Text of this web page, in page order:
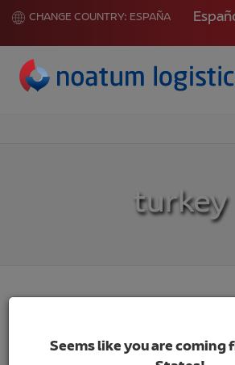
CHANGE COUNTRY: ESPAÑA
turkey
Seems like you are coming